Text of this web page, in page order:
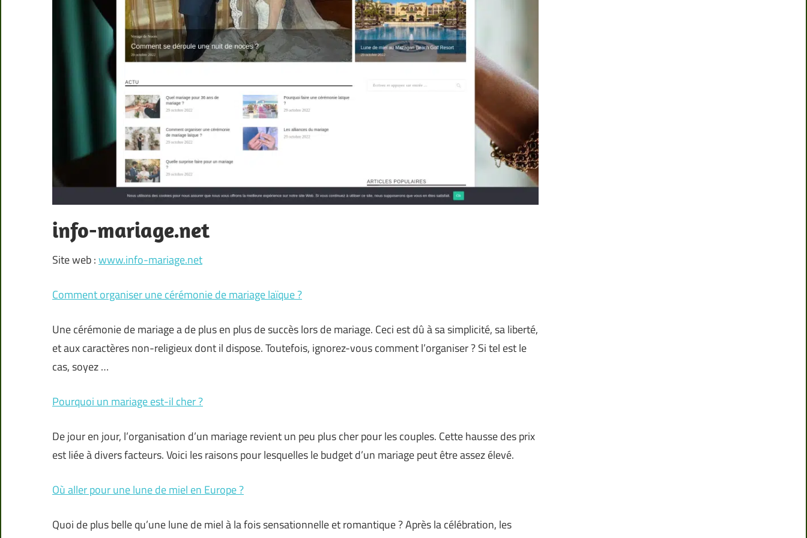
info-mariage.net
Site web :www.info-mariage.net
Comment organiser une cérémonie de mariage laïque ?
Une cérémonie de mariage a de plus en plus de succès lors de mariage. Ceci est dû à sa simplicité, sa liberté,
et aux caractères non-religieux dont il dispose. Toutefois, ignorez-vous comment l’organiser ? Si tel est le
cas, soyez …
Pourquoi un mariage est-il cher ?
De jour en jour, l’organisation d’un mariage revient un peu plus cher pour les couples. Cette hausse des prix
est liée à divers facteurs. Voici les raisons pour lesquelles le budget d’un mariage peut être assez élevé.
Où aller pour une lune de miel en Europe ?
Quoi de plus belle qu’une lune de miel à la fois sensationnelle et romantique ? Après la célébration, les